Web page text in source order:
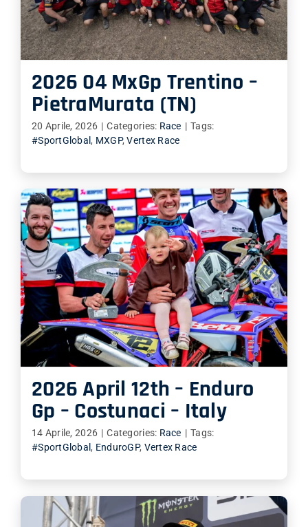
2026 04 MxGp Trentino –
PietraMurata (TN)
20 Aprile, 2026 | Categories: Race | Tags:
#SportGlobal , MXGP,Vertex Race
2026 April 12th – Enduro
Gp – Costunaci – Italy
14 Aprile, 2026 | Categories: Race | Tags:
#SportGlobal , EnduroGP, Vertex Race